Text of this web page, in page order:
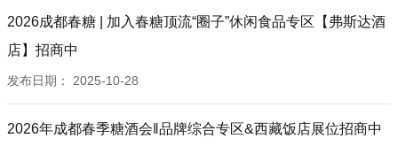
2026成都春糖 | 加入春糖顶流“圈子”休闲食品专区【弗斯达酒
店】招商中
发布日期： 2025-10-28
2026年成都春季糖酒会‖品牌综合专区&西藏饭店展位招商中